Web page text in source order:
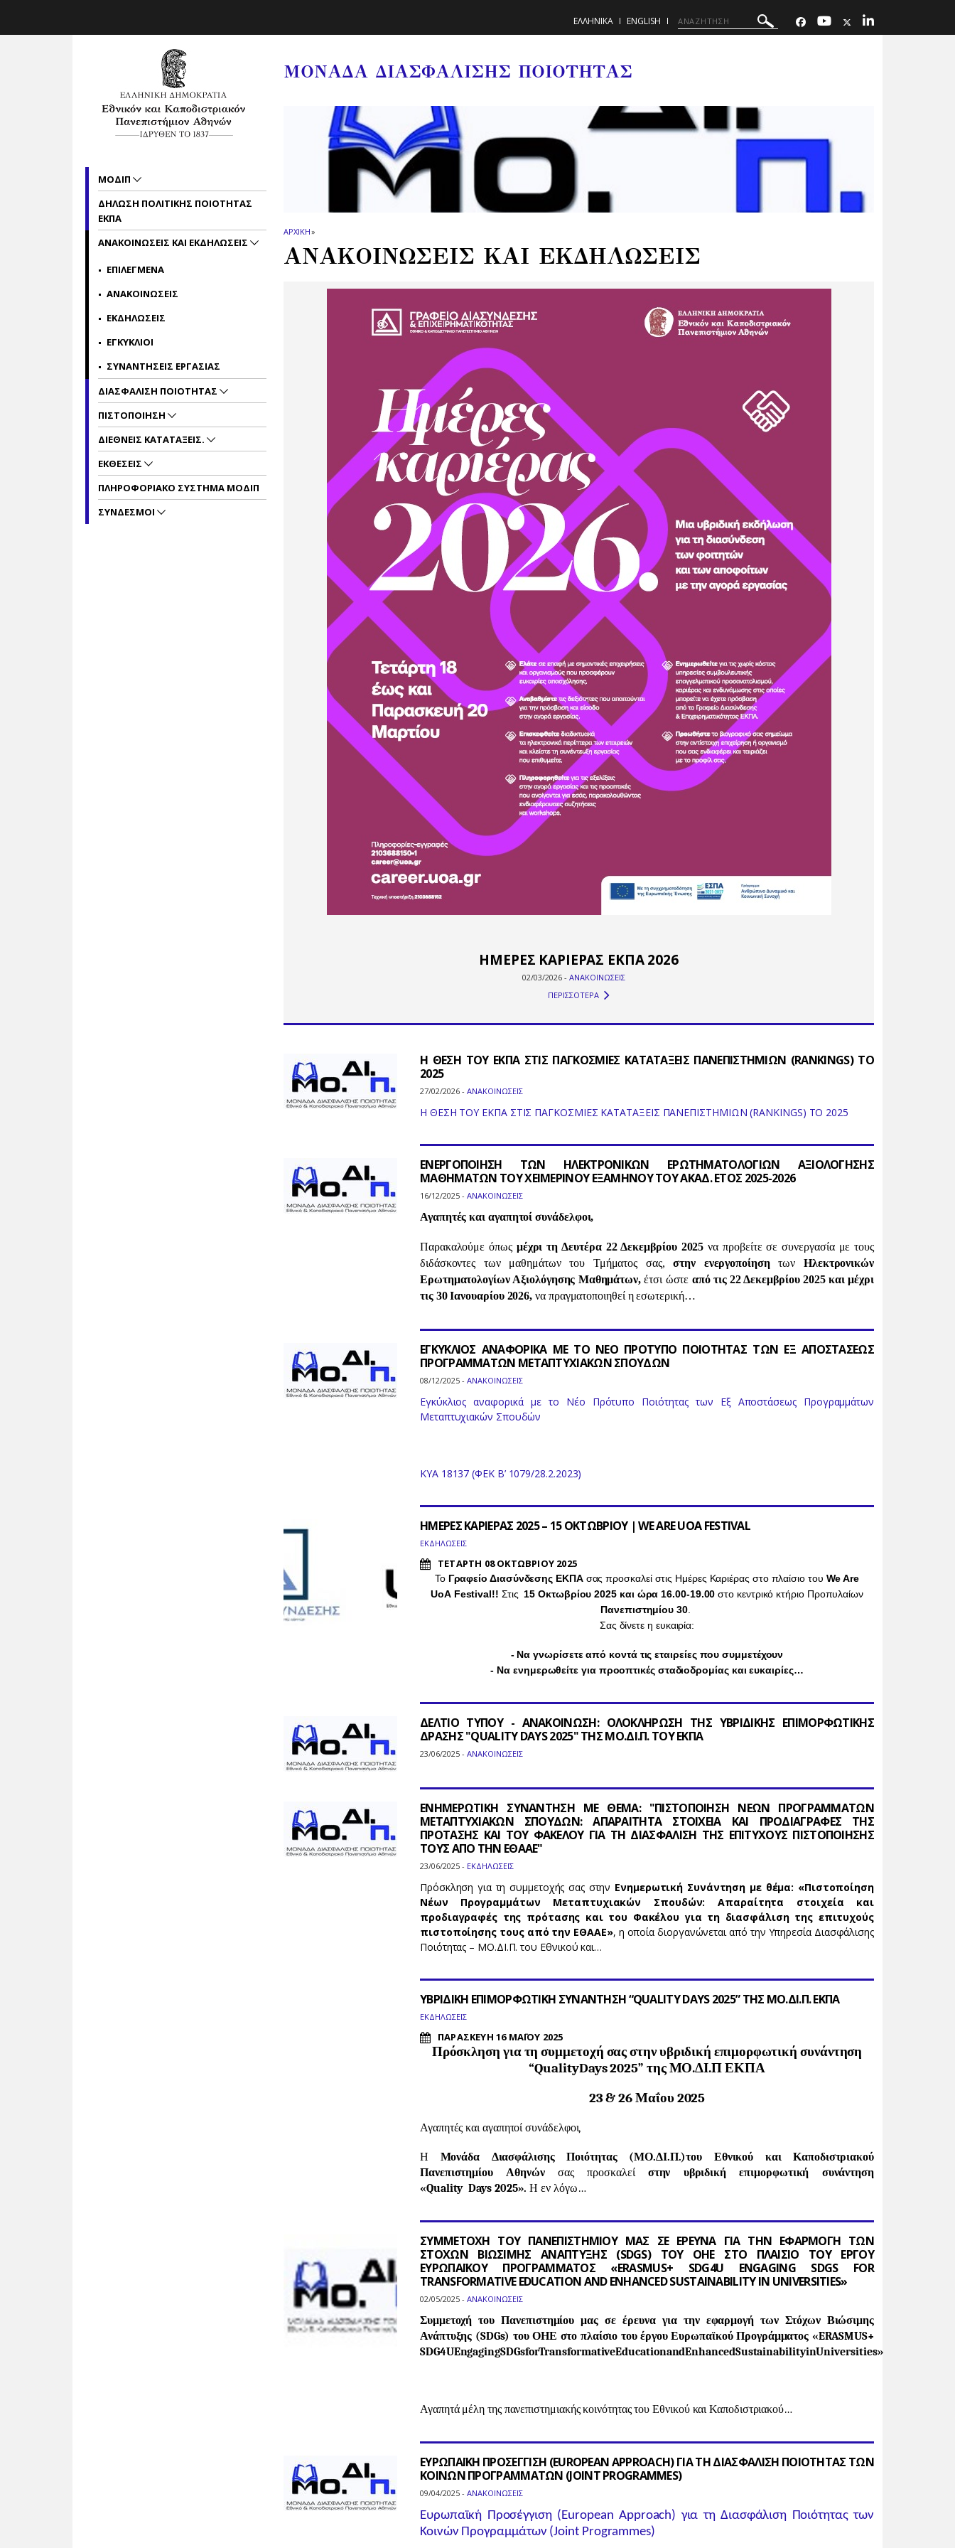
ΕΛΛΗΝΙΚΑ ENGLISH
ΜΟΝΑΔΑ ΔΙΑΣΦΑΛΙΣΗΣ ΠΟΙΟΤΗΤΑΣ
ΑΡΧΙΚΗ»
ΑΝΑΚΟΙΝΩΣΕΙΣ ΚΑΙ ΕΚΔΗΛΩΣΕΙΣ
ΗΜΕΡΕΣ ΚΑΡΙΕΡΑΣ ΕΚΠΑ 2026
02/03/2026 - ΑΝΑΚΟΙΝΩΣΕΙΣ
ΠΕΡΙΣΣΟΤΕΡΑ
Η ΘΕΣΗ ΤΟΥ ΕΚΠΑ ΣΤΙΣ ΠΑΓΚΟΣΜΙΕΣ ΚΑΤΑΤΑΞΕΙΣ ΠΑΝΕΠΙΣΤΗΜΙΩΝ (RANKINGS) ΤΟ
2025
27/02/2026 - ΑΝΑΚΟΙΝΩΣΕΙΣ
Η ΘΕΣΗ ΤΟΥ ΕΚΠΑ ΣΤΙΣ ΠΑΓΚΟΣΜΙΕΣ ΚΑΤΑΤΑΞΕΙΣ ΠΑΝΕΠΙΣΤΗΜΙΩΝ (RANKINGS) ΤΟ 2025
ΕΝΕΡΓΟΠΟΙΗΣΗ ΤΩΝ ΗΛΕΚΤΡΟΝΙΚΩΝ ΕΡΩΤΗΜΑΤΟΛΟΓΙΩΝ ΑΞΙΟΛΟΓΗΣΗΣ
ΜΑΘΗΜΑΤΩΝ ΤΟΥ ΧΕΙΜΕΡΙΝΟΥ ΕΞΑΜΗΝΟΥ ΤΟΥ ΑΚΑΔ. ΕΤΟΣ 2025-2026
16/12/2025 - ΑΝΑΚΟΙΝΩΣΕΙΣ
Αγαπητές και αγαπητοί συνάδελφοι,
Παρακαλούμε όπως μέχρι τη Δευτέρα 22 Δεκεμβρίου 2025 να προβείτε σε συνεργασία με τους
διδάσκοντες των μαθημάτων του Τμήματος σας,στην ενεργοποίησητων Ηλεκτρονικών
Ερωτηματολογίων Αξιολόγησης Μαθημάτων,έτσι ώστε από τις 22 Δεκεμβρίου 2025 και μέχρι
τις 30 Ιανουαρίου 2026,να πραγματοποιηθεί η εσωτερική…
ΕΓΚΥΚΛΙΟΣ ΑΝΑΦΟΡΙΚΑ ΜΕ ΤΟ ΝΕΟ ΠΡΟΤΥΠΟ ΠΟΙΟΤΗΤΑΣ ΤΩΝ ΕΞ ΑΠΟΣΤΑΣΕΩΣ
ΠΡΟΓΡΑΜΜΑΤΩΝ ΜΕΤΑΠΤΥΧΙΑΚΩΝ ΣΠΟΥΔΩΝ
08/12/2025 - ΑΝΑΚΟΙΝΩΣΕΙΣ
Εγκύκλιος αναφορικά με το Νέο Πρότυπο Ποιότητας των Εξ Αποστάσεως Προγραμμάτων
Μεταπτυχιακών Σπουδών
ΚΥΑ 18137 (ΦΕΚ Β’ 1079/28.2.2023)
ΗΜΕΡΕΣ ΚΑΡΙΕΡΑΣ 2025 – 15 ΟΚΤΩΒΡΙΟΥ | WE ARE UOA FESTIVAL
ΕΚΔΗΛΩΣΕΙΣ
ΤΕΤΑΡΤΗ 08 ΟΚΤΩΒΡΙΟΥ 2025
Το Γραφείο Διασύνδεσης ΕΚΠΑσας προσκαλεί στις Ημέρες Καριέρας στο πλαίσιο του We Are
UoA Festival!! Στις 15 Οκτωβρίου 2025 και ώρα 16.00-19.00 στο κεντρικό κτήριο Προπυλαίων
Πανεπιστημίου 30.
Σας δίνετε η ευκαιρία:
- Να γνωρίσετε από κοντά τις εταιρείες που συμμετέχουν
- Να ενημερωθείτε για προοπτικές σταδιοδρομίας και ευκαιρίες…
ΔΕΛΤΙΟ ΤΥΠΟΥ - ΑΝΑΚΟΙΝΩΣΗ: ΟΛΟΚΛΗΡΩΣΗ ΤΗΣ ΥΒΡΙΔΙΚΗΣ ΕΠΙΜΟΡΦΩΤΙΚΗΣ
ΔΡΑΣΗΣ "QUALITY DAYS 2025" ΤΗΣ ΜΟ.ΔΙ.Π. ΤΟΥ ΕΚΠΑ
23/06/2025 - ΑΝΑΚΟΙΝΩΣΕΙΣ
ΕΝΗΜΕΡΩΤΙΚΗ ΣΥΝΑΝΤΗΣΗ ΜΕ ΘΕΜΑ: "ΠΙΣΤΟΠΟΙΗΣΗ ΝΕΩΝ ΠΡΟΓΡΑΜΜΑΤΩΝ
ΜΕΤΑΠΤΥΧΙΑΚΩΝ ΣΠΟΥΔΩΝ: ΑΠΑΡΑΙΤΗΤΑ ΣΤΟΙΧΕΙΑ ΚΑΙ ΠΡΟΔΙΑΓΡΑΦΕΣ ΤΗΣ
ΠΡΟΤΑΣΗΣ ΚΑΙ ΤΟΥ ΦΑΚΕΛΟΥ ΓΙΑ ΤΗ ΔΙΑΣΦΑΛΙΣΗ ΤΗΣ ΕΠΙΤΥΧΟΥΣ ΠΙΣΤΟΠΟΙΗΣΗΣ
ΤΟΥΣ ΑΠΟ ΤΗΝ ΕΘΑΑΕ"
23/06/2025 - ΕΚΔΗΛΩΣΕΙΣ
Πρόσκληση για τη συμμετοχής σας στην Ενημερωτική Συνάντηση με θέμα: «Πιστοποίηση
Νέων Προγραμμάτων Μεταπτυχιακών Σπουδών: Απαραίτητα στοιχεία και
προδιαγραφές της πρότασης και του Φακέλου για τη διασφάλιση της επιτυχούς
πιστοποίησης τους από την ΕΘΑΑΕ», η οποία διοργανώνεται από την Υπηρεσία Διασφάλισης
Ποιότητας – ΜΟ.ΔΙ.Π. του Εθνικού και…
ΥΒΡΙΔΙΚΗ ΕΠΙΜΟΡΦΩΤΙΚΗ ΣΥΝΑΝΤΗΣΗ “QUALITY DAYS 2025” ΤΗΣ ΜΟ.ΔΙ.Π. ΕΚΠΑ
ΕΚΔΗΛΩΣΕΙΣ
ΠΑΡΑΣΚΕΥΗ 16 ΜΑΪΟΥ 2025
Πρόσκληση για τη συμμετοχή σας στην υβριδική επιμορφωτική συνάντηση
“QualityDays2025” της ΜΟ.ΔΙ.Π ΕΚΠΑ
23 & 26 Μαΐου 2025
Αγαπητές και αγαπητοί συνάδελφοι,
Η Μονάδα Διασφάλισης Ποιότητας (ΜΟ.ΔΙ.Π.)του Εθνικού και Καποδιστριακού
Πανεπιστημίου Αθηνώνσας προσκαλεί στην υβριδική επιμορφωτική συνάντηση
«Quality Days2025».Η εν λόγω…
ΣΥΜΜΕΤΟΧΗ ΤΟΥ ΠΑΝΕΠΙΣΤΗΜΙΟΥ ΜΑΣ ΣΕ ΕΡΕΥΝΑ ΓΙΑ ΤΗΝ ΕΦΑΡΜΟΓΗ ΤΩΝ
ΣΤΟΧΩΝ ΒΙΩΣΙΜΗΣ ΑΝΑΠΤΥΞΗΣ (SDGS) ΤΟΥ ΟΗΕ ΣΤΟ ΠΛΑΙΣΙΟ ΤΟΥ ΕΡΓΟΥ
ΕΥΡΩΠΑΪΚΟΥ ΠΡΟΓΡΑΜΜΑΤΟΣ «ERASMUS+ SDG4U ENGAGING SDGS FOR
TRANSFORMATIVE EDUCATION AND ENHANCED SUSTAINABILITY IN UNIVERSITIES»
02/05/2025 - ΑΝΑΚΟΙΝΩΣΕΙΣ
Συμμετοχή του Πανεπιστημίου μας σε έρευνα για την εφαρμογή των Στόχων Βιώσιμης
Ανάπτυξης (SDGs) του ΟΗΕ στο πλαίσιο του έργου Ευρωπαϊκού Προγράμματος «ERASMUS+
SDG4UEngagingSDGsforTransformativeEducationandEnhancedSustainabilityinUniversities»
Αγαπητά μέλη της πανεπιστημιακής κοινότητας του Εθνικού και Καποδιστριακού…
ΕΥΡΩΠΑΪΚΗ ΠΡΟΣΕΓΓΙΣΗ (EUROPEAN APPROACH) ΓΙΑ ΤΗ ΔΙΑΣΦΑΛΙΣΗ ΠΟΙΟΤΗΤΑΣ ΤΩΝ
ΚΟΙΝΩΝ ΠΡΟΓΡΑΜΜΑΤΩΝ (JOINT PROGRAMMES)
09/04/2025 - ΑΝΑΚΟΙΝΩΣΕΙΣ
Ευρωπαϊκή Προσέγγιση (European Approach) για τη Διασφάλιση Ποιότητας των
Κοινών Προγραμμάτων (Joint Programmes)
ΜΟΔΙΠ
ΔΗΛΩΣΗ ΠΟΛΙΤΙΚΗΣ ΠΟΙΟΤΗΤΑΣ
ΕΚΠΑ
ΑΝΑΚΟΙΝΩΣΕΙΣ ΚΑΙ ΕΚΔΗΛΩΣΕΙΣ
ΕΠΙΛΕΓΜΕΝΑ
ΑΝΑΚΟΙΝΩΣΕΙΣ
ΕΚΔΗΛΩΣΕΙΣ
ΕΓΚΥΚΛΙΟΙ
ΣΥΝΑΝΤΗΣΕΙΣ ΕΡΓΑΣΙΑΣ
ΔΙΑΣΦΑΛΙΣΗ ΠΟΙΟΤΗΤΑΣ
ΠΙΣΤΟΠΟΙΗΣΗ
ΔΙΕΘΝΕΙΣ ΚΑΤΑΤΑΞΕΙΣ.
ΕΚΘΕΣΕΙΣ
ΠΛΗΡΟΦΟΡΙΑΚΟ ΣΥΣΤΗΜΑ ΜΟΔΙΠ
ΣΥΝΔΕΣΜΟΙ